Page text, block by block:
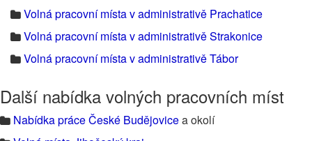
Volná pracovní místa v administrativě Prachatice
Volná pracovní místa v administrativě Strakonice
Volná pracovní místa v administrativě Tábor
Další nabídka volných pracovních míst
Nabídka práce České Budějovicea okolí